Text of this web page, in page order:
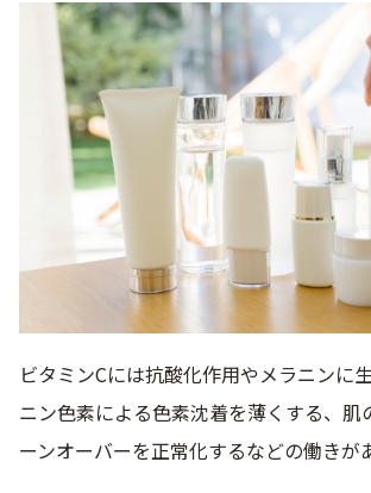
ビタミンCには抗酸化作用やメラニンに
ニン色素による色素沈着を薄くする、肌
ーンオーバーを正常化するなどの働きが